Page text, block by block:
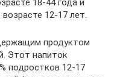
18-44 года и
12-17 лет.
продуктом
Этот напиток
подростков 12-17